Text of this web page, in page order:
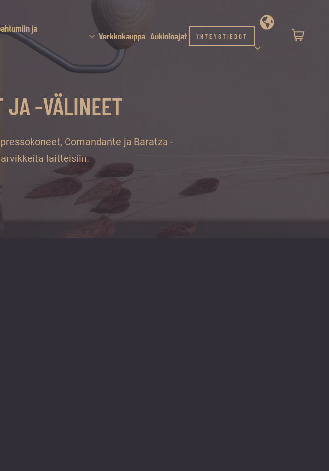
ja
Verkkokauppa Aukioloajat YHTEYSTIEDOT
JA -VÄLINEET
Comandante ja Baratza -
laitteisiin.